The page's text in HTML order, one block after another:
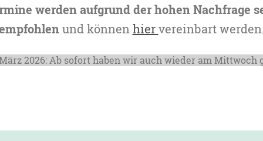
werden aufgrund der hohen Nachfrage
und können hiervereinbart
2026: Ab sofort haben wir auch wieder am Mittwoch